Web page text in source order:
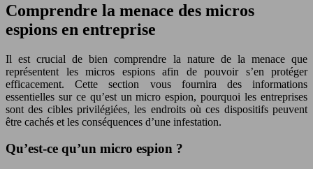
Comprendre la menace des micros
espions en entreprise
Il est crucial de bien comprendre la nature de la menace que
représentent les micros espions afin de pouvoir s’en protéger
efficacement. Cette section vous fournira des informations
essentielles sur ce qu’est un micro espion, pourquoi les entreprises
sont des cibles privilégiées, les endroits où ces dispositifs peuvent
être cachés et les conséquences d’une infestation.
Qu’est-ce qu’un micro espion ?